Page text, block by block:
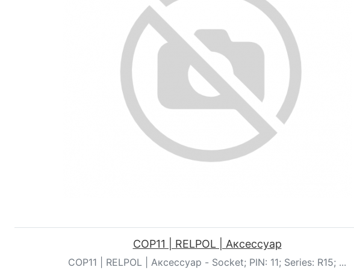
COP11 | RELPOL | Аксессуар
COP11 | RELPOL | Аксессуар - Socket; PIN: 11; Series: R15; ...